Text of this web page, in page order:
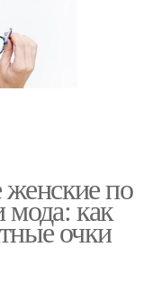
по
мода: как
очки